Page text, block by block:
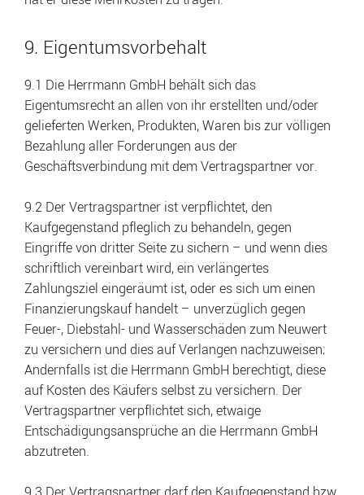
9. Eigentumsvorbehalt
9.1 Die Herrmann GmbH behält sich das
Eigentumsrecht an allen von ihr erstellten und/oder
gelieferten Werken, Produkten, Waren bis zur völligen
Bezahlung aller Forderungen aus der
Geschäftsverbindung mit dem Vertragspartner vor.
9.2 Der Vertragspartner ist verpflichtet, den
Kaufgegenstand pfleglich zu behandeln, gegen
Eingriffe von dritter Seite zu sichern – und wenn dies
schriftlich vereinbart wird, ein verlängertes
Zahlungsziel eingeräumt ist, oder es sich um einen
Finanzierungskauf handelt – unverzüglich gegen
Feuer-, Diebstahl- und Wasserschäden zum Neuwert
zu versichern und dies auf Verlangen nachzuweisen;
Andernfalls ist die Herrmann GmbH berechtigt, diese
auf Kosten des Käufers selbst zu versichern. Der
Vertragspartner verpflichtet sich, etwaige
Entschädigungsansprüche an die Herrmann GmbH
abzutreten.